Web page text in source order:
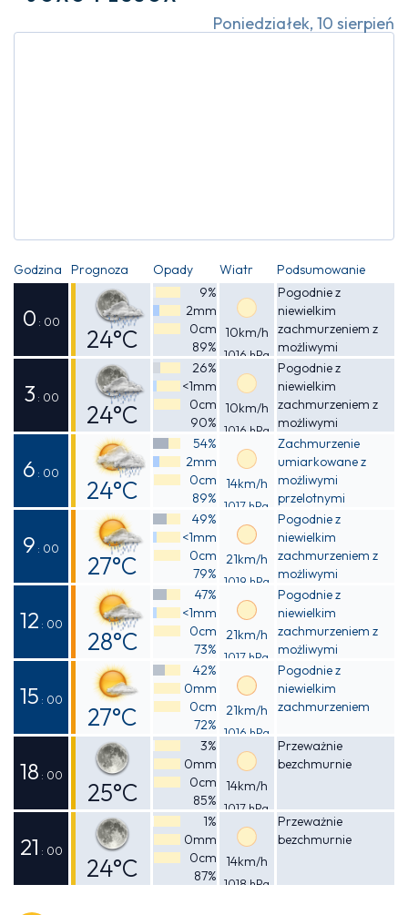
Poniedziałek, 10 sierpień
Godzina Prognoza Opady Wiatr Podsumowanie
0 : 00
24°C
Odczuwalna
25°C
9%
2mm
0cm
89%
10km/h
1016 hPa
Pogodnie z
niewielkim
zachmurzeniem z
możliwymi
przelotnymi
opadami deszczu
3 : 00
24°C
Odczuwalna
25°C
26%
<1mm
0cm
90%
10km/h
1016 hPa
Pogodnie z
niewielkim
zachmurzeniem z
możliwymi
przelotnymi
opadami deszczu
6 : 00
24°C
Odczuwalna
25°C
54%
2mm
0cm
89%
14km/h
1017 hPa
Zachmurzenie
umiarkowane z
możliwymi
przelotnymi
opadami deszczu
9 : 00
27°C
Odczuwalna
27°C
49%
<1mm
0cm
79%
21km/h
1019 hPa
Pogodnie z
niewielkim
zachmurzeniem z
możliwymi
przelotnymi
opadami deszczu
12 : 00
28°C
Odczuwalna
30°C
47%
<1mm
0cm
73%
21km/h
1017 hPa
Pogodnie z
niewielkim
zachmurzeniem z
możliwymi
przelotnymi
opadami deszczu
15 : 00
27°C
Odczuwalna
29°C
42%
0mm
0cm
72%
21km/h
1016 hPa
Pogodnie z
niewielkim
zachmurzeniem
18 : 00
25°C
Odczuwalna
25°C
3%
0mm
0cm
85%
14km/h
1017 hPa
Przeważnie
bezchmurnie
21 : 00
24°C
1%
0mm
0cm
87%
14km/h
1018 hPa
Przeważnie
bezchmurnie